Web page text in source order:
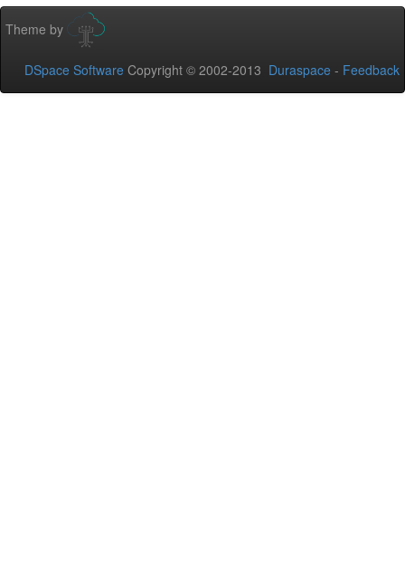
Theme by
DSpace Software Copyright © 2002-2013 Duraspace - Feedback